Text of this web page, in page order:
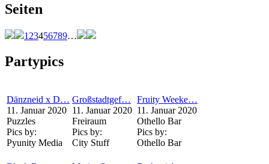
Seiten
1 23456789…
Partypics
Dänzneid x D…
11. Januar 2020
Puzzles
Pics by:
Pyunity Media
Großstadtgef…
11. Januar 2020
Freiraum
Pics by:
City Stuff
Fruity Weeke…
11. Januar 2020
Othello Bar
Pics by:
Othello Bar